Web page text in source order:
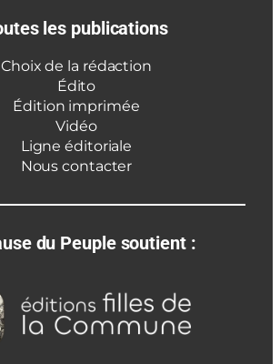
les publications
Choix de la rédaction
Édito
Édition imprimée
Vidéo
Ligne éditoriale
Nous contacter
du Peuple soutient :